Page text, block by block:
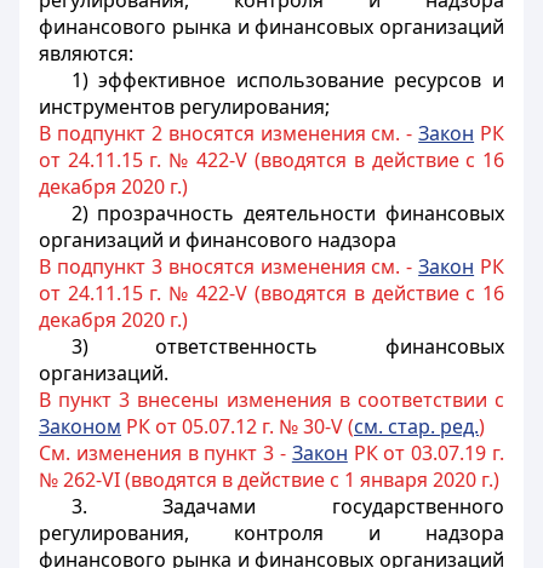
финансового рынка и финансовых организаций
являются:
1) эффективное использование ресурсов и
инструментов регулирования;
В подпункт 2 вносятся изменения см. -Закон РК
от 24.11.15 г. № 422-V (вводятся в действие с 16
декабря 2020 г.)
2) прозрачность деятельности финансовых
организаций и финансового надзора
В подпункт 3 вносятся изменения см. -Закон РК
от 24.11.15 г. № 422-V (вводятся в действие с 16
декабря 2020 г.)
3)ответственность финансовых
организаций.
В пункт 3 внесены изменения в соответствии с
Законом РК от 05.07.12 г. № 30-V (см. стар. ред.)
См. изменения в пункт 3 - Закон РК от 03.07.19 г.
№ 262-VI (вводятся в действие с 1 января 2020 г.)
3.Задачами государственного
регулирования, контроля и надзора
финансового рынка и финансовых организаций